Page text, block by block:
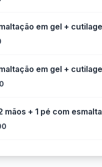
em gel +
em gel +
mãos + 1 pé com